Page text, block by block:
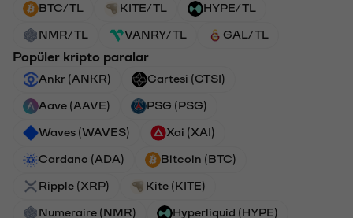
BTC/TL KITE/TL HYPE/TL
NMR/TL VANRY/TL GAL/TL
Popüler kripto paralar
Ankr (ANKR) Cartesi (CTSI)
Aave (AAVE) PSG (PSG)
Waves (WAVES) Xai (XAI)
Cardano (ADA) Bitcoin (BTC)
Ripple (XRP) Kite (KITE)
Numeraire (NMR) Hyperliquid (HYPE)